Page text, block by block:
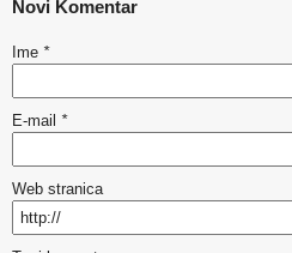
Novi Komentar
Ime *
E-mail *
Web stranica